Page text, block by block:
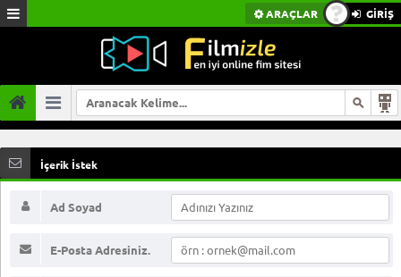
ARAÇLAR GİRİŞ
İçerik İstek
Ad Soyad
E-Posta Adresiniz.